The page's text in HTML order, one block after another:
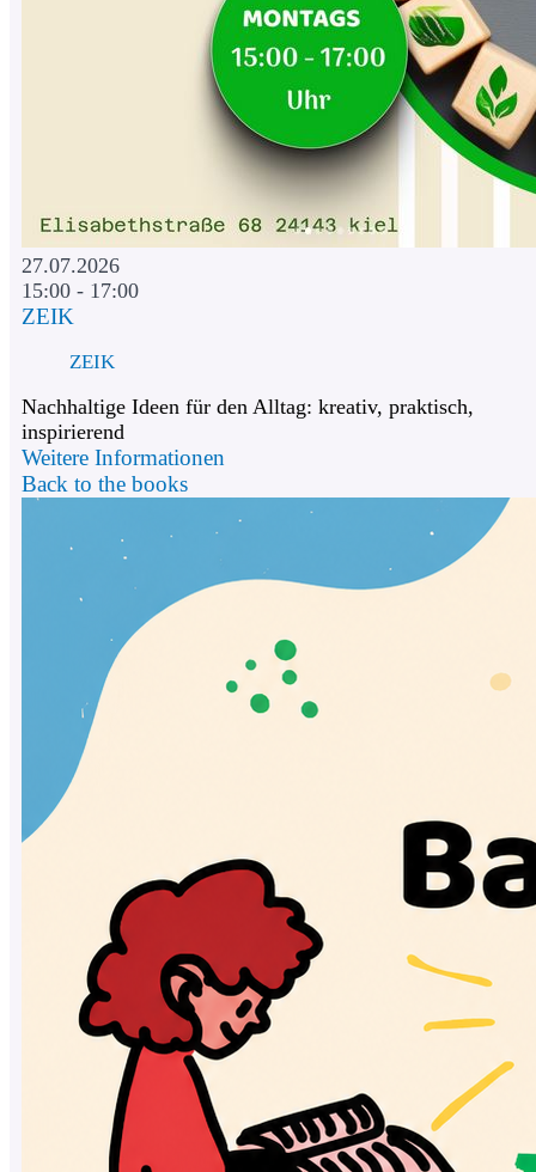
27.07.2026
15:00 - 17:00
ZEIK
ZEIK
Nachhaltige Ideen für den Alltag: kreativ, praktisch,
inspirierend
Weitere Informationen
Back to the books